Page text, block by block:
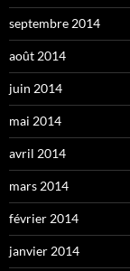
septembre 2014
août 2014
juin 2014
mai 2014
avril 2014
mars 2014
février 2014
janvier 2014